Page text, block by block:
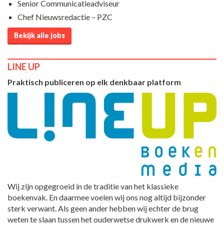
Senior Communicatieadviseur
Chef Nieuwsredactie – PZC
Bekijk alle jobs
LINE UP
Praktisch publiceren op elk denkbaar platform
Wij zijn opgegroeid in de traditie van het klassieke
boekenvak. En daarmee voelen wij ons nog altijd bijzonder
sterk verwant. Als geen ander hebben wij echter de brug
weten te slaan tussen het ouderwetse drukwerk en de nieuwe